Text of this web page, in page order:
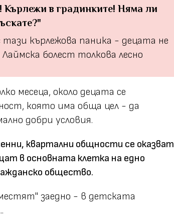
в градинките! Няма ли
кърлежова паника - децата не
болест толкова лесно
месеца, около децата се
която има обща цел - да
добри условия.
квартални общности се оказват
в основната клетка на едно
общество.
заедно - в детската